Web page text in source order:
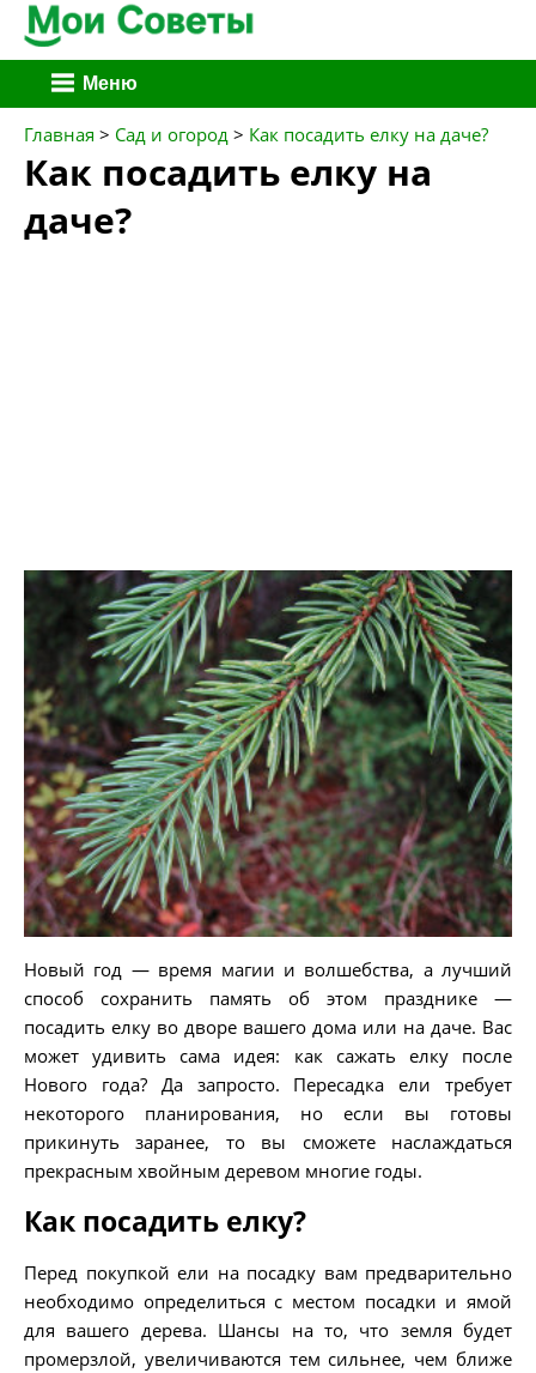
Перейти
к
содержимому
Меню
Главная > Сад и огород > Как посадить елку на даче?
Как посадить елку на
даче?
Новый год — время магии и волшебства, а лучший
способ сохранить память об этом празднике —
посадить елку во дворе вашего дома или на даче. Вас
может удивить сама идея: как сажать елку после
Нового года? Да запросто. Пересадка ели требует
некоторого планирования, но если вы готовы
прикинуть заранее, то вы сможете наслаждаться
прекрасным хвойным деревом многие годы.
Как посадить елку?
Перед покупкой ели на посадку вам предварительно
необходимо определиться с местом посадки и ямой
для вашего дерева. Шансы на то, что земля будет
промерзлой, увеличиваются тем сильнее, чем ближе